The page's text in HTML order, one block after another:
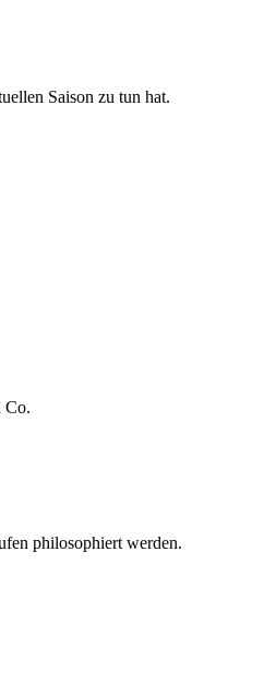
Saison zu tun hat.
Co.
philosophiert werden.